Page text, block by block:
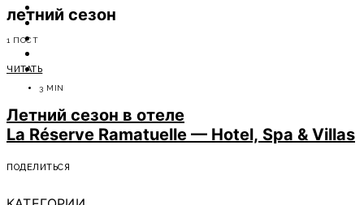
КРАСОТА
МОДА
СОВЕТЫ ЭКСПЕРТОВ
летний сезон
1 ПОСТ
ЧИТАТЬ
3 MIN
Летний сезон в отеле
La Réserve Ramatuelle — Hotel, Spa & Villas
ПОДЕЛИТЬСЯ